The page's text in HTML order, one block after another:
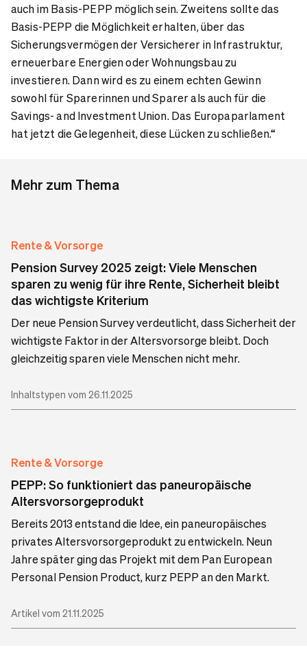
auch im Basis-PEPP möglich sein. Zweitens sollte das
Basis-PEPP die Möglichkeit erhalten, über das
Sicherungsvermögen der Versicherer in Infrastruktur,
erneuerbare Energien oder Wohnungsbau zu
investieren. Dann wird es zu einem echten Gewinn
sowohl für Sparerinnen und Sparer als auch für die
Savings- and Investment Union. Das Europaparlament
hat jetzt die Gelegenheit, diese Lücken zu schließen.“
Mehr zum Thema
Rente & Vorsorge
Pension Survey 2025 zeigt: Viele Menschen
sparen zu wenig für ihre Rente, Sicherheit bleibt
das wichtigste Kriterium
Der neue Pension Survey verdeutlicht, dass Sicherheit der
wichtigste Faktor in der Altersvorsorge bleibt. Doch
gleichzeitig sparen viele Menschen nicht mehr.
Inhaltstypen vom 26.11.2025
Rente & Vorsorge
PEPP: So funktioniert das paneuropäische
Altersvorsorgeprodukt
Bereits 2013 entstand die Idee, ein paneuropäisches
privates Altersvorsorgeprodukt zu entwickeln. Neun
Jahre später ging das Projekt mit dem Pan European
Personal Pension Product, kurz PEPP an den Markt.
Artikel vom 21.11.2025